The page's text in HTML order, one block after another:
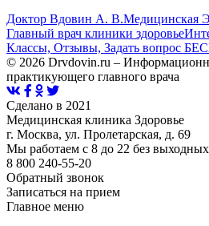
Доктор Вдовин А. В.Медицинская
Главный врач клиники здоровье
Классы, Отзывы, Задать вопрос
© 2026 Drvdovin.ru –
практикующего главного врача
Сделано в 2021
Медицинская клиника Здоровье
г. Москва, ул. Пролетарская, д. 69
Мы работаем с 8 до 22 без выходных
8 800 240-55-20
Обратный звонок
Записаться на прием
Главное меню